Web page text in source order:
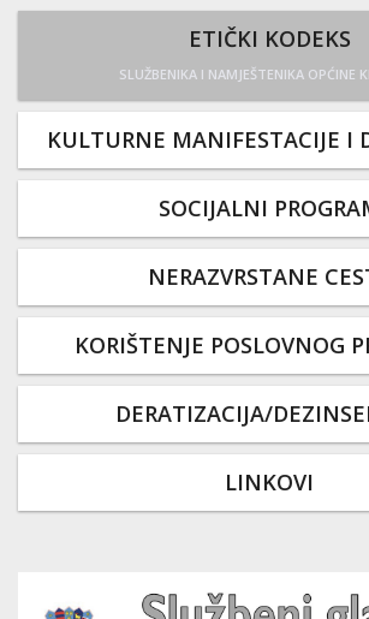
ETIČKI KODEKS
SLUŽBENIKA I NAMJEŠTENIKA OPĆINE
KULTURNE MANIFESTACIJE I
SOCIJALNI
NERAZVRSTANE
KORIŠTENJE POSLOVNOG
DERATIZACIJA/
LINKOVI